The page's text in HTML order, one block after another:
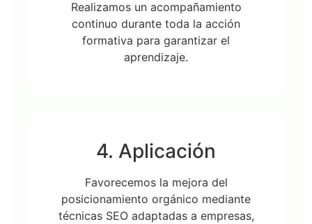
Realizamos un acompañamiento
continuo durante toda la acción
formativa para garantizar el
aprendizaje.
4. Aplicación
Favorecemos la mejora del
posicionamiento orgánico mediante
técnicas SEO adaptadas a empresas,